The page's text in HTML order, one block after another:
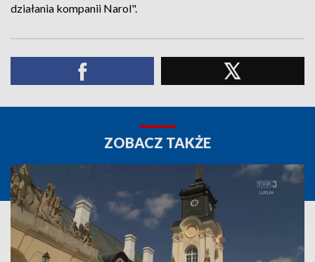
działania kompanii Narol".
ZOBACZ TAKŻE